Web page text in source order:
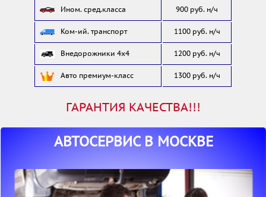
Ином. сред.класса 900 руб. н/ч
Ком-ий. транспорт 1100 руб. н/ч
Внедорожники 4x4 1200 руб. н/ч
Авто премиум-класс 1300 руб. н/ч
ГАРАНТИЯ КАЧЕСТВА!!!
АВТОСЕРВИС В МОСКВЕ